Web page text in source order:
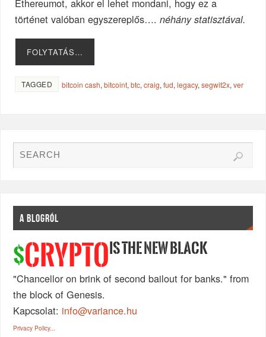
Ethereumot, akkor el lehet mondani, hogy ez a
történet valóban egyszereplős….néhány statisztával.
FOLYTATÁS…
TAGGED bitcoin cash,bitcoint,btc,craig,fud,legacy,segwit2x,ver
A BLOGRÓL
$CRYPTO IS THE NEW BLACK
"Chancellor on brink of second bailout for banks." from
the block of Genesis.
Kapcsolat: info@variance.hu
Privacy Policy...